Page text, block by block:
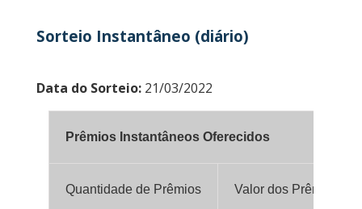
Sorteio Instantâneo (diário)
Data do Sorteio: 21/03/2022
Prêmios Instantâneos Oferecidos
Quantidade de Prêmios Valor dos Prêmios